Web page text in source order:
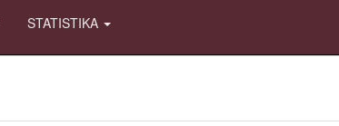
STATISTIKA